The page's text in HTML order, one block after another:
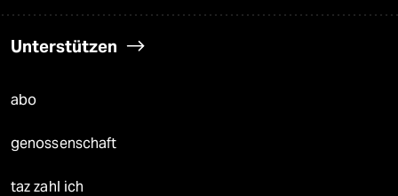
Unterstützen
abo
genossenschaft
taz zahl ich